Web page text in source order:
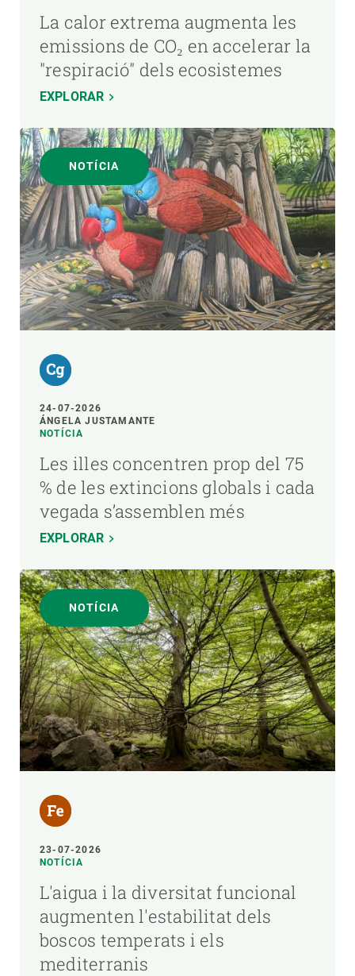
La calor extrema augmenta les
emissions de CO₂ en accelerar la
"respiració" dels ecosistemes
EXPLORAR
NOTÍCIA
24-07-2026
ÁNGELA JUSTAMANTE
NOTÍCIA
Les illes concentren prop del 75
% de les extincions globals i cada
vegada s’assemblen més
EXPLORAR
NOTÍCIA
23-07-2026
NOTÍCIA
L'aigua i la diversitat funcional
augmenten l'estabilitat dels
boscos temperats i els
mediterranis